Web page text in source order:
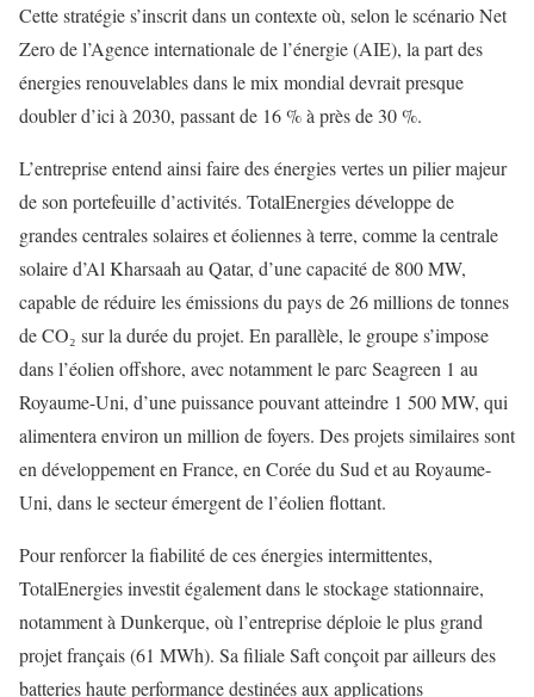
Cette stratégie s’inscrit dans un contexte où, selon le scénario Net
Zero de l’Agence internationale de l’énergie (AIE), la part des
énergies renouvelables dans le mix mondial devrait presque
doubler d’ici à 2030, passant de 16 % à près de 30 %.
L’entreprise entend ainsi faire des énergies vertes un pilier majeur
de son portefeuille d’activités. TotalEnergies développe de
grandes centrales solaires et éoliennes à terre, comme la centrale
solaire d’Al Kharsaah au Qatar, d’une capacité de 800 MW,
capable de réduire les émissions du pays de 26 millions de tonnes
de CO₂ sur la durée du projet. En parallèle, le groupe s’impose
dans l’éolien offshore, avec notamment le parc Seagreen 1 au
Royaume-Uni, d’une puissance pouvant atteindre 1 500 MW, qui
alimentera environ un million de foyers. Des projets similaires sont
en développement en France, en Corée du Sud et au Royaume-
Uni, dans le secteur émergent de l’éolien flottant.
Pour renforcer la fiabilité de ces énergies intermittentes,
TotalEnergies investit également dans le stockage stationnaire,
notamment à Dunkerque, où l’entreprise déploie le plus grand
projet français (61 MWh). Sa filiale Saft conçoit par ailleurs des
batteries haute performance destinées aux applications